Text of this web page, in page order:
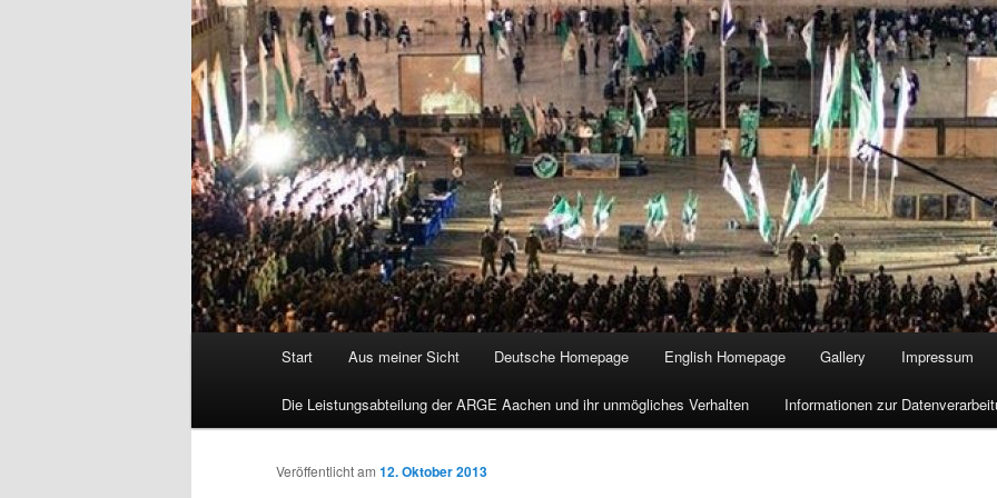
Start Aus meiner Sicht Deutsche Homepage English Homepage Gallery Impressum
Die Leistungsabteilung der ARGE Aachen und ihr unmögliches Verhalten Informationen zur
Veröffentlicht am 12. Oktober 2013